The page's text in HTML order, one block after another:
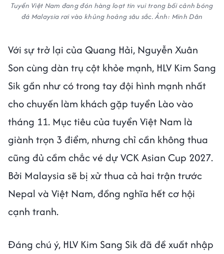
Tuyển Việt Nam đang đón hàng loạt tin vui trong bối cảnh bóng
đá Malaysia rơi vào khủng hoảng sâu sắc. Ảnh: Minh Dân
Với sự trở lại của Quang Hải, Nguyễn Xuân
Son cùng dàn trụ cột khỏe mạnh, HLV Kim Sang
Sik gần như có trong tay đội hình mạnh nhất
cho chuyến làm khách gặp tuyển Lào vào
tháng 11. Mục tiêu của tuyển Việt Nam là
giành trọn 3 điểm, nhưng chỉ cần không thua
cũng đủ cầm chắc vé dự VCK Asian Cup 2027.
Bởi Malaysia sẽ bị xử thua cả hai trận trước
Nepal và Việt Nam, đồng nghĩa hết cơ hội
cạnh tranh.
Đáng chú ý, HLV Kim Sang Sik đã đề xuất nhập